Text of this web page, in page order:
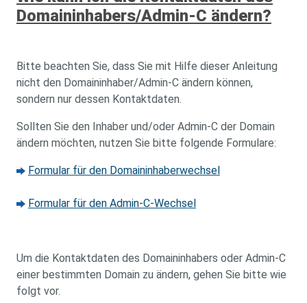
Domaininhabers/Admin-C ändern?
Bitte beachten Sie, dass Sie mit Hilfe dieser Anleitung
nicht den Domaininhaber/Admin-C ändern können,
sondern nur dessen Kontaktdaten.
Sollten Sie den Inhaber und/oder Admin-C der Domain
ändern möchten, nutzen Sie bitte folgende Formulare:
Formular für den Domaininhaberwechsel
Formular für den Admin-C-Wechsel
Um die Kontaktdaten des Domaininhabers oder Admin-C
einer bestimmten Domain zu ändern, gehen Sie bitte wie
folgt vor.